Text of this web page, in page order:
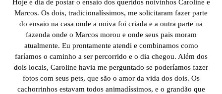
Hoje é dia de postar o ensaio dos queridos noivinhos Caroline e
Marcos. Os dois, tradicionalíssimos, me solicitaram fazer parte
do ensaio na casa onde a noiva foi criada e a outra parte na
fazenda onde o Marcos morou e onde seus pais moram
atualmente. Eu prontamente atendi e combinamos como
faríamos o caminho a ser percorrido e o dia chegou. Além dos
dois locais, Caroline havia me perguntado se poderíamos fazer
fotos com seus pets, que são o amor da vida dos dois. Os
cachorrinhos estavam todos animadíssimos, e o grandão que